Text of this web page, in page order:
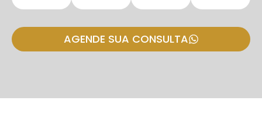
AGENDE SUA CONSULTA